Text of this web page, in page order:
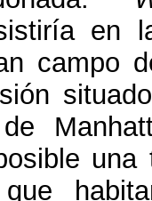
en
campo
una